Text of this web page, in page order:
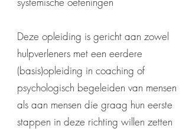
Deze opleiding is gericht aan zowel
hulpverleners met een eerdere
(basis)opleiding in coaching of
psychologisch begeleiden van mensen
als aan mensen die graag hun eerste
stappen in deze richting willen zetten